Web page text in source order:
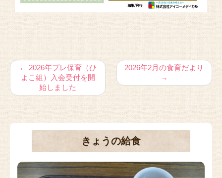
← 2026年プレ保育（ひ
よこ組）入会受付を開
始しました
2026年2月の食育だより
→
きょうの給食